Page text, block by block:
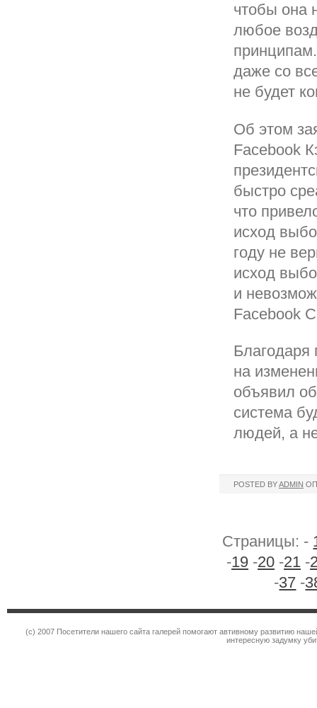
чтобы она
любое
даже со
не будет
Об этом
Facebook
быстро
что
исход
году не
исход
и
Facebook
Благодаря
на
объявил
система
людей, а
POSTED BYADMIN
Страницы: -
-19 -20 -21 -
-37 -
(c) 2007 Посетители нашего сайта галерей помогают автивному развитию
интересную задумку